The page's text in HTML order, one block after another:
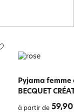
Pyjama femme
BECQUET
à partir de 59,90